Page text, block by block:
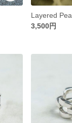
Layered
3,500円